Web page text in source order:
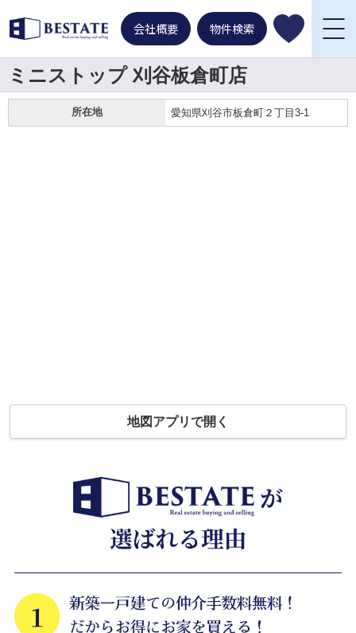
会社概要 物件検索
ミニストップ 刈谷板倉町店
所在地 愛知県刈谷市板倉町２丁目3-1
地図アプリで開く